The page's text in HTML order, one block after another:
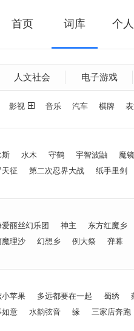
首页 词库 个
人文社会 电子游戏
影视 音乐 汽车 棋牌
斯 水木 守鹤 宇智波鼬
魔
征
第二次忍界大战 纸手里剑
丽丝幻乐团 神主
东方红魔乡
魔理沙
幻想乡 例大祭 弹幕
小苹果 多远都要在一起 蜀绣
如意
水韵弦音 缘 三家店奔跑